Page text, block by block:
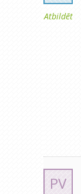
Atbildēt
PV